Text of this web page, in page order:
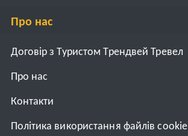
Про нас
Договір з Туристом Трендвей Тревел
Про нас
Контакти
Політика використання файлів cookie